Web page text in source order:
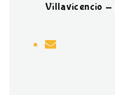
Villavicencio -